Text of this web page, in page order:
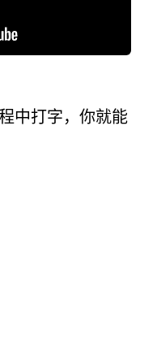
中打字，你就能